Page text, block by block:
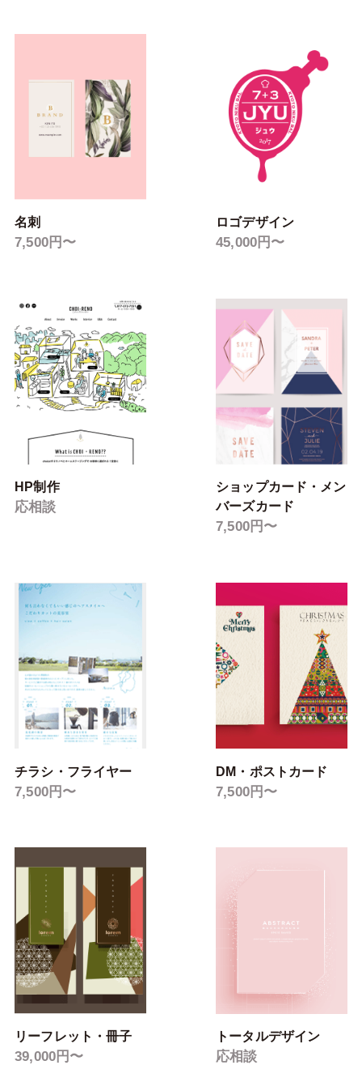
名刺
7,500円〜
ロゴデザイン
45,000円〜
HP制作
応相談
ショップカード・メン
バーズカード
7,500円〜
チラシ・フライヤー
7,500円〜
DM・ポストカード
7,500円〜
リーフレット・冊子
39,000円〜
トータルデザイン
応相談